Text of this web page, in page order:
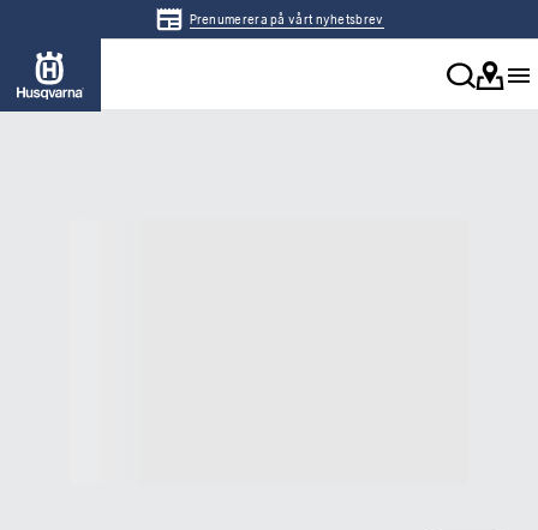
Prenumerera på vårt nyhetsbrev